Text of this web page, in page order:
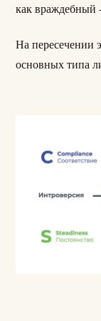
как враждебный
На пересечении
основных типа